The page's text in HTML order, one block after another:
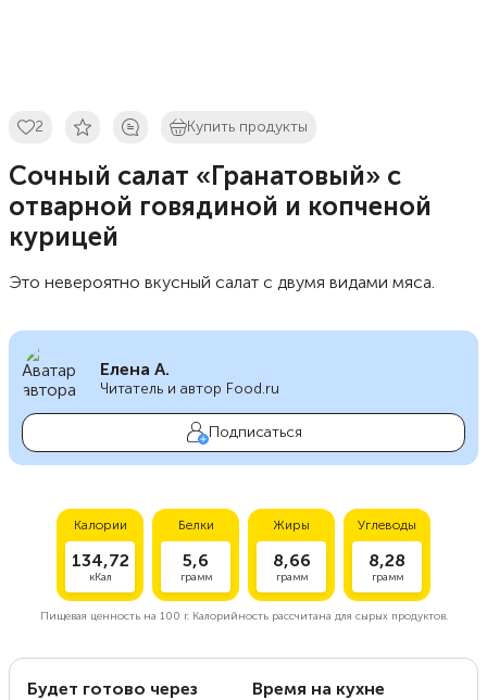
2 Купить продукты
Сочный салат «Гранатовый» с
отварной говядиной и копченой
курицей
Это невероятно вкусный салат с двумя видами мяса.
Елена А.
Читатель и автор Food.ru
Подписаться
Калории
134,72
кКал
Белки
5,6
грамм
Жиры
8,66
грамм
Углеводы
8,28
грамм
Пищевая ценность на 100 г.Калорийность рассчитана для сырых продуктов.
Будет готово через Время на кухне